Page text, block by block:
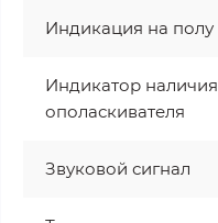
Индикация на полу
Индикатор наличия
ополаскивателя
Звуковой сигнал